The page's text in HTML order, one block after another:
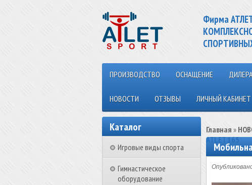
Фирма
ПРОИЗВОДСТВО ОСНАЩЕНИЕ
НОВОСТИ ОТЗЫВЫ ЛИЧНЫЙ КАБИНЕТ
Каталог
Игровые виды спорта
Гимнастическое
оборудование
Главная »
ATLET 165